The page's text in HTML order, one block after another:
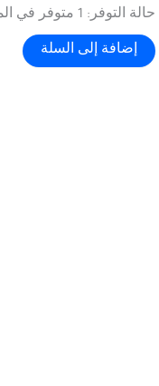
حالة التوفر: 1 متوفر في المخزون
إضافة إلى السلة